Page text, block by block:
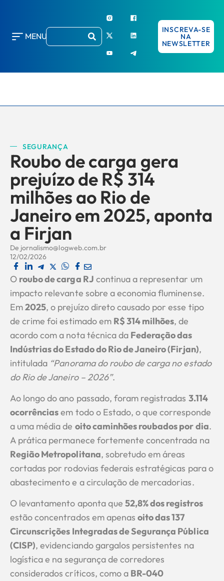
MENU
INSCREVA-SE
NA
NEWSLETTER
SEGURANÇA
Roubo de carga gera
prejuízo de R$ 314
milhões ao Rio de
Janeiro em 2025, aponta
a Firjan
De jornalismo@logweb.com.br
12/02/2026
O roubo de carga RJ continua a representar um
impacto relevante sobre a economia fluminense.
Em2025, o prejuízo direto causado por esse tipo
de crime foi estimado em R$ 314 milhões, de
acordo com a nota técnica da Federação das
Indústrias do Estado do Rio de Janeiro (Firjan),
intitulada “Panorama do roubo de carga no estado
do Rio de Janeiro – 2026”.
Ao longo do ano passado, foram registradas 3.114
ocorrênciasem todo o Estado, o que corresponde
a uma média de oito caminhões roubados por dia.
A prática permanece fortemente concentrada na
Região Metropolitana, sobretudo em áreas
cortadas por rodovias federais estratégicas para o
abastecimento e a circulação de mercadorias.
O levantamento aponta que 52,8% dos registros
estão concentrados em apenasoito das 137
Circunscrições Integradas de Segurança Pública
(CISP), evidenciando gargalos persistentes na
logística e na segurança de corredores
considerados críticos, como a BR-040